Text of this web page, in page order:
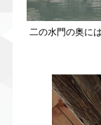
二の水門の奥に